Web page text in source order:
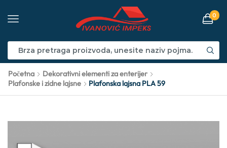
0
Početna
Dekorativni elementi za enterijer
Plafonske i zidne lajsne
Plafonska lajsna PLA 59